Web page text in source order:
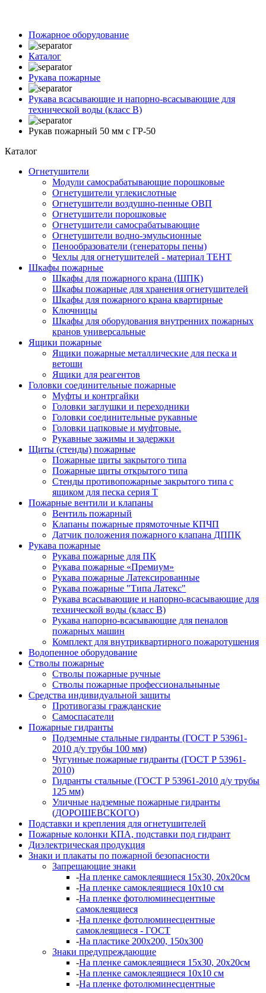
Пожарное оборудование
Каталог
Рукава пожарные
Рукава всасывающие и напорно-всасывающие для
технической воды (класс В)
Рукав пожарный 50 мм c ГР-50
Каталог
Огнетушители
Модули самосрабатывающие порошковые
Огнетушители углекислотные
Огнетушители воздушно-пенные ОВП
Огнетушители порошковые
Огнетушители самосрабатывающие
Огнетушители водно-эмульсионные
Пенообразователи (генераторы пены)
Чехлы для огнетушителей - материал ТЕНТ
Шкафы пожарные
Шкафы для пожарного крана (ШПК)
Шкафы пожарные для хранения огнетушителей
Шкафы для пожарного крана квартирные
Ключницы
Шкафы для оборудования внутренних пожарных
кранов универсальные
Ящики пожарные
Ящики пожарные металлические для песка и
ветоши
Ящики для реагентов
Головки соединительные пожарные
Муфты и контргайки
Головки заглушки и переходники
Головки соединительные рукавные
Головки цапковые и муфтовые.
Рукавные зажимы и задержки
Щиты (стенды) пожарные
Пожарные щиты закрытого типа
Пожарные щиты открытого типа
Стенды противопожарные закрытого типа с
ящиком для песка серия Т
Пожарные вентили и клапаны
Вентиль пожарный
Клапаны пожарные прямоточные КПЧП
Датчик положения пожарного клапана ДППК
Рукава пожарные
Рукава пожарные для ПК
Рукава пожарные «Премиум»
Рукава пожарные Латексированные
Рукава пожарные "Типа Латекс"
Рукава всасывающие и напорно-всасывающие для
технической воды (класс В)
Рукава напорно-всасывающие для пеналов
пожарных машин
Комплект для внутриквартирного пожаротушения
Водопенное оборудование
Стволы пожарные
Стволы пожарные ручные
Стволы пожарные профессиональныные
Средства индивидуальной защиты
Противогазы гражданские
Самоспасатели
Пожарные гидранты
Подземные стальные гидранты (ГОСТ Р 53961-
2010 д/у трубы 100 мм)
Чугунные пожарные гидранты (ГОСТ Р 53961-
2010)
Гидранты стальные (ГОСТ Р 53961-2010 д/у трубы
125 мм)
Уличные надземные пожарные гидранты
(ДОРОШЕВСКОГО)
Подставки и крепления для огнетушителей
Пожарные колонки КПА, подставки под гидрант
Диэлектрическая продукция
Знаки и плакаты по пожарной безопасности
Запрещающие знаки
-На пленке самоклеящиеся 15х30, 20х20см
-На пленке самоклеящиеся 10х10 см
-На пленке фотолюминесцентные
самоклеящиеся
-На пленке фотолюминесцентные
самоклеящиеся - ГОСТ
-На пластике 200х200, 150х300
Знаки предупреждающие
-На пленке самоклеящиеся 15х30, 20х20см
-На пленке самоклеящиеся 10х10 см
-На пленке фотолюминесцентные